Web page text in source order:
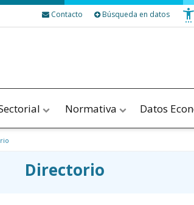
Contacto Búsqueda en datos
Normativa Datos
Directorio